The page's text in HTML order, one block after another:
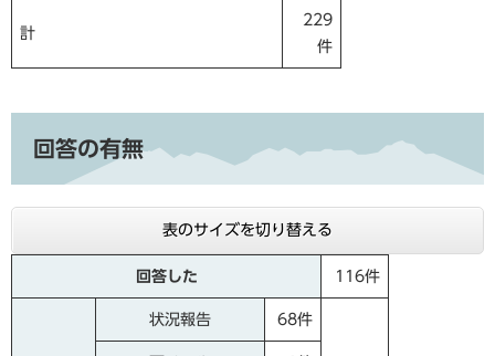
計
229
件
回答の有無
表のサイズを切り替える
回答した 116件
状況報告 68件